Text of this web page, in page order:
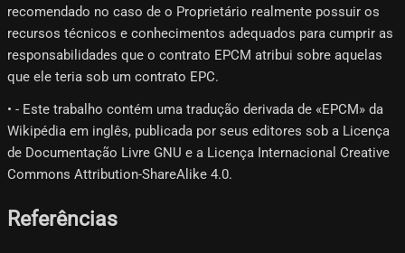
recomendado no caso de o Proprietário realmente possuir os
recursos técnicos e conhecimentos adequados para cumprir as
responsabilidades que o contrato EPCM atribui sobre aquelas
que ele teria sob um contrato EPC.
• - Este trabalho contém uma tradução derivada de «EPCM» da
Wikipédia em inglês, publicada por seus editores sob a Licença
de Documentação Livre GNU e a Licença Internacional Creative
Commons Attribution-ShareAlike 4.0.
Referências